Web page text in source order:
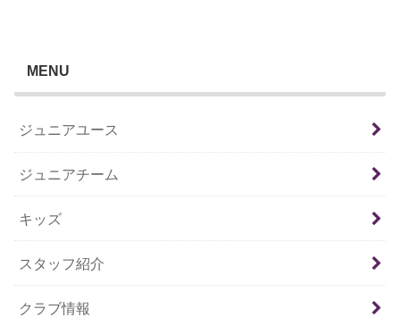
MENU
ジュニアユース
ジュニアチーム
キッズ
スタッフ紹介
クラブ情報